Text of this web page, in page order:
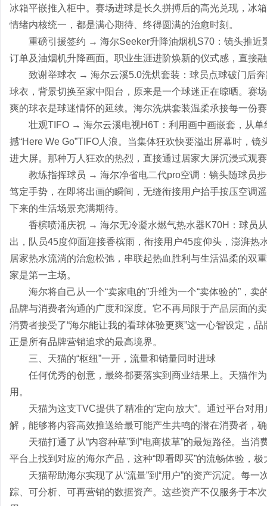
冰箱平嵌推入柜中。赛场进球是长久拼搏后的高光兑现，冰
情绪内核统一，都是满心期待、终得圆满的治愈时刻。
重磅引援签约 → 海尔Seeker升降油烟机S70：镜头推
订单及油烟机升降画面。职业生涯进阶焕新的仪式感，直接
致谢举球衣 → 海尔云溪5.0洗烘套装：球员点球破门后
球衣，背景切换至家中阳台，原来是一个球迷正在晾晒。赛
爽的球衣是球迷情怀的延续。海尔洗烘套装温柔承接每一份
壮观TIFO → 海尔云溪电视H6T：利用画中画嵌套，从
撼“Here We Go”TIFO人浪。当集体狂欢快要溢出屏幕时，
进大屏。那种万人狂欢的热烈，直接通过居家大屏沉浸式观
教练指挥球员 → 海尔净省电二代pro空调：镜头随球员
笃定手势，在即将出画的瞬间，无缝衔接用户抬手按压空调
下来的生活场景充满期待。
香槟喷涌庆祝 → 海尔无冷凝水燃气热水器K70H：球员
出，队员45度仰面迎接香槟雨，衔接用户45度仰头，澎湃
居家热水流淌的治愈松弛，串联起热血胜利与生活温柔的
家是第一主场。
海尔将自己从一个“卖家电的”升维为一个“卖体验的”，
品牌与消费者沟通的广度和深度。它不再局限于产品层面的
消费者接受了“海尔能让我的看球体验更爽”这一心智设定，
正是所有品牌营销追求的最高境界。
三、天猫的“枢纽”一开，流量和销量同时进球
任何优秀的创意，最终都要落实到商业结果上。天猫作
用。
天猫为这支TVC提供了精准的“定向放大”。通过平台对用
解，能够将内容高效推送给最可能产生共鸣的潜在消费者，
天猫打通了从“内容种草”到“电商拔草”的最短路径。当
平台上找到对应的海尔产品，这种“即看即买”的流畅体验，
天猫帮助海尔实现了从“流量”到“用户”的资产沉淀。每
踪、可分析、可再营销的数据资产。这些资产不仅服务于本